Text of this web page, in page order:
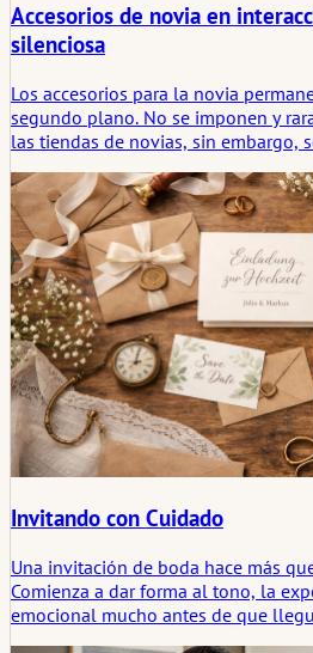
Accesorios de novia en
silenciosa
Los accesorios para la novia
segundo plano. No se imponen y
las tiendas de novias, sin embargo,
estructuran y redondean el look
joyas o pequeños accesorios no
efecto de la novia. Las
cómo se toman decisiones sutiles y
menudo se eligen solo tarde – y
Invitando con Cuidado
Una invitación de boda hace más
Comienza a dar forma al tono, la
emocional mucho antes de que